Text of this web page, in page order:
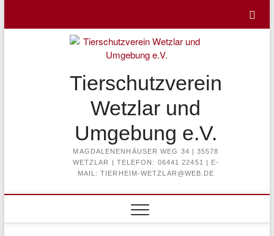
content
Tierschutzverein
Wetzlar und
Umgebung e.V.
MAGDALENENHÄUSER WEG 34 | 35578
WETZLAR | TELEFON: 06441 22451 | E-
MAIL: TIERHEIM-WETZLAR@WEB.DE